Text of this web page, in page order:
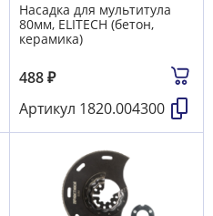
Насадка для мультитула
80мм, ELITECH (бетон,
керамика)
488₽
Артикул 1820.004300